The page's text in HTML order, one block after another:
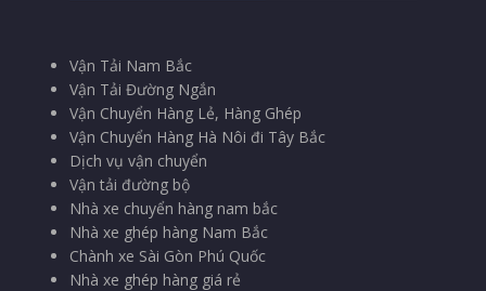
Vận Tải Nam Bắc
Vận Tải Đường Ngắn
Vận Chuyển Hàng Lẻ, Hàng Ghép
Vận Chuyển Hàng Hà Nôi đi Tây Bắc
Dịch vụ vận chuyển
Vận tải đường bộ
Nhà xe chuyển hàng nam bắc
Nhà xe ghép hàng Nam Bắc
Chành xe Sài Gòn Phú Quốc
Nhà xe ghép hàng giá rẻ